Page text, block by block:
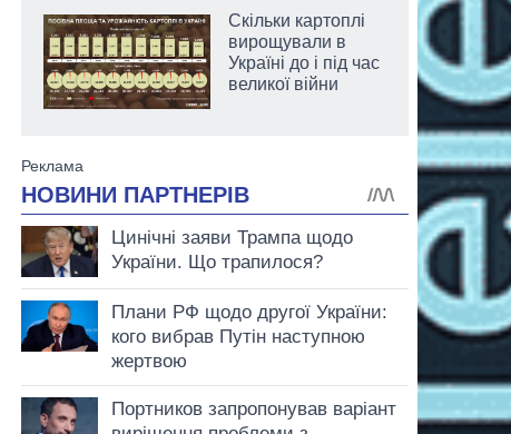
Скільки картоплі
вирощували в
Україні до і під час
великої війни